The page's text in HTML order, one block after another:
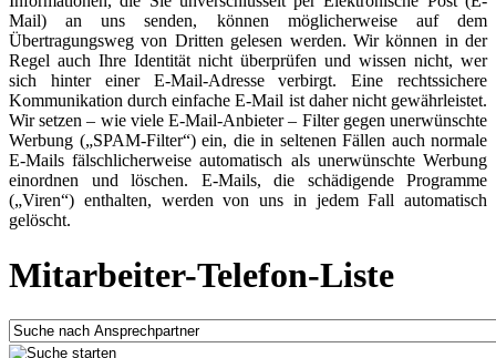
Mail) an uns senden, können möglicherweise auf dem
Übertragungsweg von Dritten gelesen werden. Wir können in der
Regel auch Ihre Identität nicht überprüfen und wissen nicht, wer
sich hinter einer E-Mail-Adresse verbirgt. Eine rechtssichere
Kommunikation durch einfache E-Mail ist daher nicht gewährleistet.
Wir setzen – wie viele E-Mail-Anbieter – Filter gegen unerwünschte
Werbung („SPAM-Filter“) ein, die in seltenen Fällen auch normale
E-Mails fälschlicherweise automatisch als unerwünschte Werbung
einordnen und löschen. E-Mails, die schädigende Programme
(„Viren“) enthalten, werden von uns in jedem Fall automatisch
gelöscht.
Mitarbeiter-Telefon-Liste